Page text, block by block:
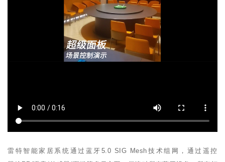
雷特智能家居系统通过蓝牙5.0 SIG Mesh技术组网，通过遥控